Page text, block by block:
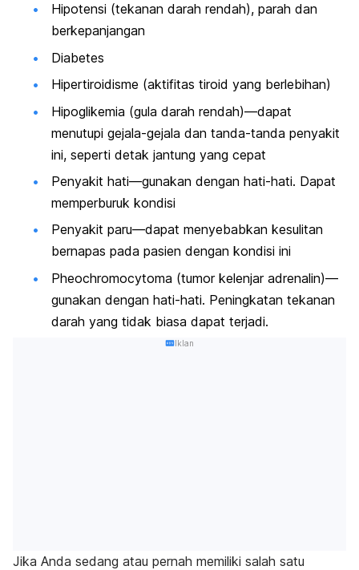
Hipotensi (tekanan darah rendah), parah dan
berkepanjangan
Diabetes
Hipertiroidisme (aktifitas tiroid yang berlebihan)
Hipoglikemia (gula darah rendah)—dapat
menutupi gejala-gejala dan tanda-tanda penyakit
ini, seperti detak jantung yang cepat
Penyakit hati—gunakan dengan hati-hati. Dapat
memperburuk kondisi
Penyakit paru—dapat menyebabkan kesulitan
bernapas pada pasien dengan kondisi ini
Pheochromocytoma (tumor kelenjar adrenalin)—
gunakan dengan hati-hati. Peningkatan tekanan
darah yang tidak biasa dapat terjadi.
Iklan
Jika Anda sedang atau pernah memiliki salah satu